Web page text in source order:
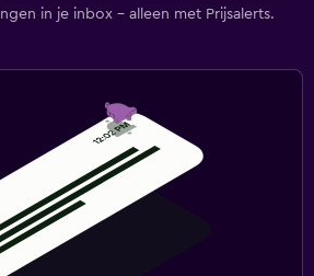
in je inbox - alleen met Prijsalerts.